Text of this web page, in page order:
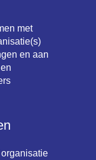
met
en aan